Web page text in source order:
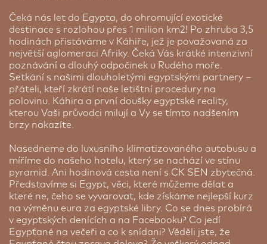
Káhira – Hotel Barceló ****, 3 noci ★★★★
Tento moderní hotel se nachází v blízkosti bulváru
Šaría al Haram, pouhých 5 minut jízdy od jednoho
ze sedmi divů světa – bájné náhorní plošiny Gíza,
která je zapsána na seznamu světového dědictví
UNESCO a je domovem slavných Chufuových,
Chafreho a Menkaureho pyramid. Tento moderní
a komfortní hotel s 236 prostornými pokoji a
fantastickým vyhřívaným venkovním bazénem se
města je to pouhých 10 minut. Barcelo Cairo
Pyramids Hotel nabízí prostorné, elegantní
klimatizované pokoje, které jsou moderně
zařízené, vybavené satelitní TV, trezorem a
sprchou. Návštěvníci mohou také využívat
bezplatné Wi-Fi a pokojovou službu.
K dispozici jsou 3 moderní restaurace; v 1 se
podávají italská jídla a další má terasu s
panoramatickým výhledem. Hotelový bar nabízí
Serry Beach Resort 5* | 7 nocí
Pokud si chcete odpočinout v moderním a
pohodlném prostředí přímo na pláži v Hurghadě,
nový 5* hotel Serry Beach Resort spojuje eleganci
s místní kulturou. Resort nabízí stylové pokoje s
nádherným výhledem na moře nebo do krásně
udržovaných zahrad. Hotelové pokoje jsou
vybaveny satelitní TV s plochou obrazovkou a
bezpečnostní schránkou. Součástí pobytu je
stravování formou all inclusive v restauracích s
egyptskou, středomořskou a mezinárodní kuchyní.
Hosté zde mohou využívat vyhřívaný bazén a
užívat si na pláži nebo si vychutnávat nápoje v
plážovém baru. Součástí resortu je moderní
wellness centrum s masážemi a tradičním
Čeká nás let do Egypta, do ohromující exotické
destinace s rozlohou přes 1 milion km2! Po zhruba 3,5
hodinách přistáváme v Káhiře, jež je považovaná za
největší aglomeraci Afriky. Čeká Vás krátké intenzivní
poznávání a dlouhý odpočinek u Rudého moře.
Setkání s našimi dlouholetými egyptskými partnery –
přáteli, kteří zkrátí naše letištní procedury na
polovinu. Káhira a první doušky egyptské reality,
kterou Vaši průvodci milují a Vy se tímto nadšením
brzy nakazíte.
Nasedneme do luxusního klimatizovaného autobusu a
míříme do našeho hotelu, který se nachází ve stínu
pyramid. Ani hodinová cesta není s CK SEN zbytečná.
Představíme si Egypt, věci, které můžeme dělat a
které ne, čeho se vyvarovat, kde získáme nejlepší kurz
na výměnu eura za egyptské libry. Co se dnes probírá
v egyptských denících a na Facebooku? Co jedí
Egypťané na večeři a co k snídani? Věděli jste, že